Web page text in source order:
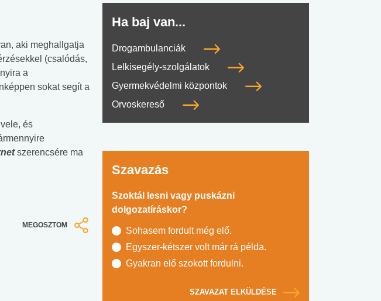
aki meghallgatja
(csalódás,
a
sokat segít a
és
szerencsére ma
MEGOSZTOM
Ha baj van...
Drogambulanciák
Lelkisegély-szolgálatok
Gyermekvédelmi központok
Orvoskereső
Szavazás
Szoktál lesni vagy puskázni
dolgozatíráskor?
Sohasem fordult még elő.
Egyszer-kétszer volt már rá példa.
Gyakran elő szokott fordulni.
SZAVAZAT ELKÜLDÉSE